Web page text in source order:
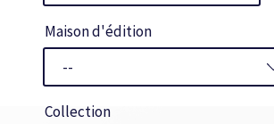
Maison d'édition
Collection